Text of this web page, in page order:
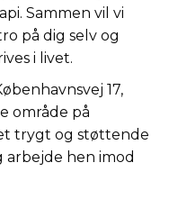
Sammen vil vi
på dig selv og
i livet.
17,
område på
trygt og støttende
arbejde hen imod